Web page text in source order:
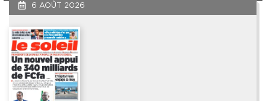
6 AOÛT 2026